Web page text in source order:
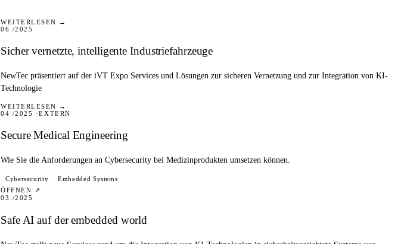
WEITERLESEN →
06 /2025
Sicher vernetzte, intelligente Industriefahrzeuge
NewTec präsentiert auf der iVT Expo Services und Lösungen zur sicheren Vernetzung und zur Integration von KI-
Technologie
WEITERLESEN →
04 /2025 EXTERN
Secure Medical Engineering
Wie Sie die Anforderungen an Cybersecurity bei Medizinprodukten umsetzen können.
Cybersecurity Embedded Systems
ÖFFNEN ↗
PRESSE
03 /2025
Safe AI auf der embedded world